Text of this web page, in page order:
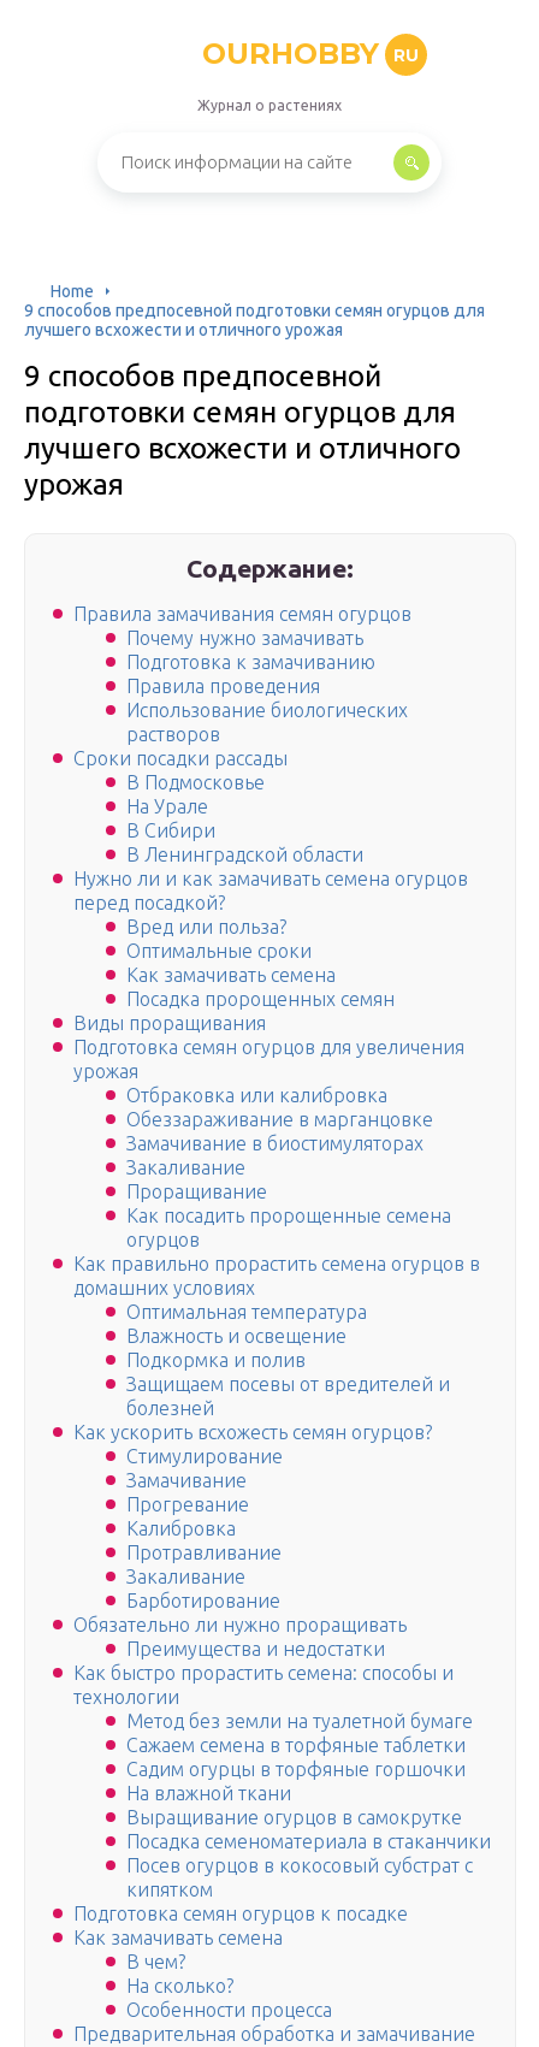
OURHOBBY RU
Журнал о растениях
Home
9 способов предпосевной подготовки семян огурцов для
лучшего всхожести и отличного урожая
9 способов предпосевной
подготовки семян огурцов для
лучшего всхожести и отличного
урожая
Содержание:
Правила замачивания семян огурцов
Почему нужно замачивать
Подготовка к замачиванию
Правила проведения
Использование биологических
растворов
Сроки посадки рассады
В Подмосковье
На Урале
В Сибири
В Ленинградской области
Нужно ли и как замачивать семена огурцов
перед посадкой?
Вред или польза?
Оптимальные сроки
Как замачивать семена
Посадка пророщенных семян
Виды проращивания
Подготовка семян огурцов для увеличения
урожая
Отбраковка или калибровка
Обеззараживание в марганцовке
Замачивание в биостимуляторах
Закаливание
Проращивание
Как посадить пророщенные семена
огурцов
Как правильно прорастить семена огурцов в
домашних условиях
Оптимальная температура
Влажность и освещение
Подкормка и полив
Защищаем посевы от вредителей и
болезней
Как ускорить всхожесть семян огурцов?
Стимулирование
Замачивание
Прогревание
Калибровка
Протравливание
Закаливание
Барботирование
Обязательно ли нужно проращивать
Преимущества и недостатки
Как быстро прорастить семена: способы и
технологии
Метод без земли на туалетной бумаге
Сажаем семена в торфяные таблетки
Садим огурцы в торфяные горшочки
На влажной ткани
Выращивание огурцов в самокрутке
Посадка семеноматериала в стаканчики
Посев огурцов в кокосовый субстрат с
кипятком
Подготовка семян огурцов к посадке
Как замачивать семена
В чем?
На сколько?
Особенности процесса
Предварительная обработка и замачивание